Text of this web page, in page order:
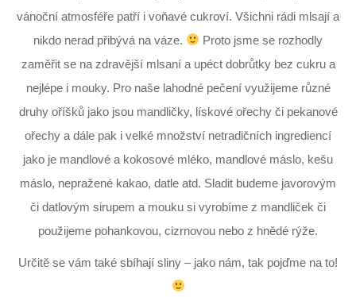
vánoční atmosféře patří i voňavé cukroví. Všichni rádi mlsají a
nikdo nerad přibývá na váze.
Proto jsme se rozhodly
zaměřit se na zdravější mlsaní a upéct dobrůtky bez cukru a
nejlépe i mouky. Pro naše lahodné pečení využijeme různé
druhy oříšků jako jsou mandličky, lískové ořechy či pekanové
ořechy a dále pak i velké množství netradičních ingrediencí
jako je mandlové a kokosové mléko, mandlové máslo, kešu
máslo, nepražené kakao, datle atd. Sladit budeme javorovým
či datlovým sirupem a mouku si vyrobíme z mandliček či
použijeme pohankovou, cizrnovou nebo z hnědé rýže.
Určitě se vám také sbíhají sliny – jako nám, tak pojďme na to!